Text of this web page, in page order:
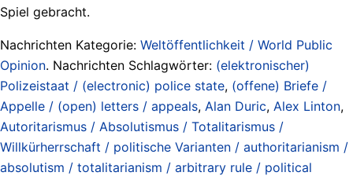
Spiel gebracht.
Nachrichten Kategorie: Weltöffentlichkeit / World Public
Opinion. Nachrichten Schlagwörter: (elektronischer)
Polizeistaat / (electronic) police state, (offene) Briefe /
Appelle / (open) letters / appeals, Alan Duric, Alex Linton,
Autoritarismus / Absolutismus / Totalitarismus /
Willkürherrschaft / politische Varianten / authoritarianism /
absolutism / totalitarianism / arbitrary rule / political